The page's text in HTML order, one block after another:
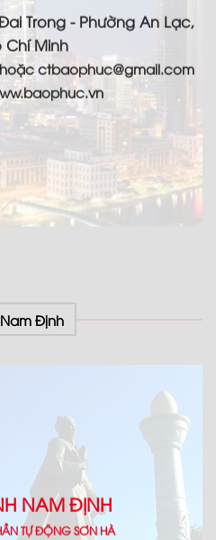
Trong - Phường An Lạc,
Chí Minh
ctbaophuc@gmail.com
baophuc.vn
Định
NAM ĐỊNH
TỰ ĐỘNG SƠN HÀ